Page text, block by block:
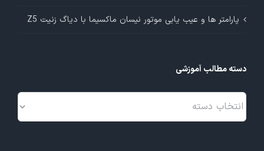
پارامتر ها و عیب یابی موتور نیسان ماکسیما با دیاگ زنیت Z5
دسته مطالب آموزشی
دسته